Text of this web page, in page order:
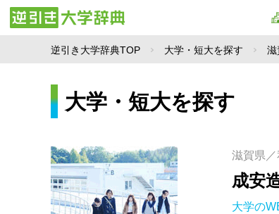
逆引き大学辞典TOP 大学・短大を探す 滋
大学・短大を探す
滋賀県／
成安
大学の